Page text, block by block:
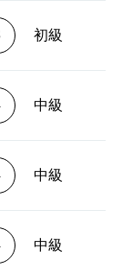
初級
中級
中級
中級